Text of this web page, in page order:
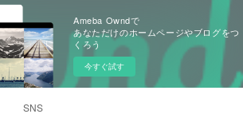
Ameba Owndで
あなただけのホームページやブログをつ
くろう
今すぐ試す
SNS